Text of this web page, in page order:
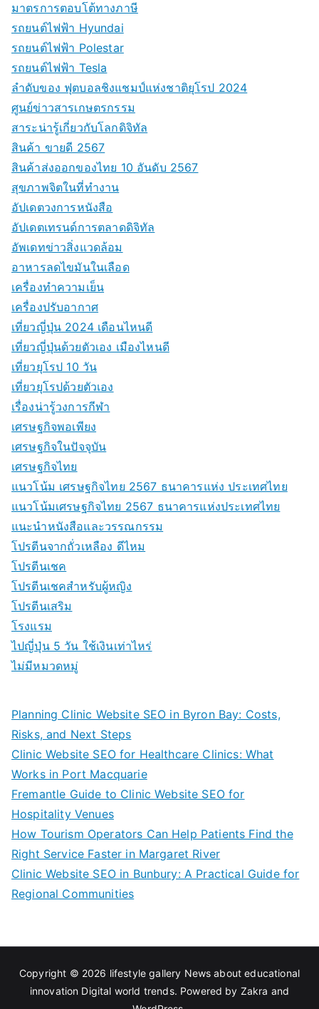
มาตรการตอบโต้ทางภาษี
รถยนต์ไฟฟ้า Hyundai
รถยนต์ไฟฟ้า Polestar
รถยนต์ไฟฟ้า Tesla
ลำดับของ ฟุตบอลชิงแชมป์แห่งชาติยุโรป 2024
ศูนย์ข่าวสารเกษตรกรรม
สาระน่ารู้เกี่ยวกับโลกดิจิทัล
สินค้า ขายดี 2567
สินค้าส่งออกของไทย 10 อันดับ 2567
สุขภาพจิตในที่ทำงาน
อัปเดตวงการหนังสือ
อัปเดตเทรนด์การตลาดดิจิทัล
อัพเดทข่าวสิ่งแวดล้อม
อาหารลดไขมันในเลือด
เครื่องทำความเย็น
เครื่องปรับอากาศ
เที่ยวญี่ปุ่น 2024 เดือนไหนดี
เที่ยวญี่ปุ่นด้วยตัวเอง เมืองไหนดี
เที่ยวยุโรป 10 วัน
เที่ยวยุโรปด้วยตัวเอง
เรื่องน่ารู้วงการกีฬา
เศรษฐกิจพอเพียง
เศรษฐกิจในปัจจุบัน
เศรษฐกิจไทย
แนวโน้ม เศรษฐกิจไทย 2567 ธนาคารแห่ง ประเทศไทย
แนวโน้มเศรษฐกิจไทย 2567 ธนาคารแห่งประเทศไทย
แนะนำหนังสือและวรรณกรรม
โปรตีนจากถั่วเหลือง ดีไหม
โปรตีนเชค
โปรตีนเชคสำหรับผู้หญิง
โปรตีนเสริม
โรงแรม
ไปญี่ปุ่น 5 วัน ใช้เงินเท่าไหร่
ไม่มีหมวดหมู่
Planning Clinic Website SEO in Byron Bay: Costs,
Risks, and Next Steps
Clinic Website SEO for Healthcare Clinics: What
Works in Port Macquarie
Fremantle Guide to Clinic Website SEO for
Hospitality Venues
How Tourism Operators Can Help Patients Find the
Right Service Faster in Margaret River
Clinic Website SEO in Bunbury: A Practical Guide for
Regional Communities
Copyright © 2026 lifestyle gallery News about educational
innovation Digital world trends. Powered by Zakra and